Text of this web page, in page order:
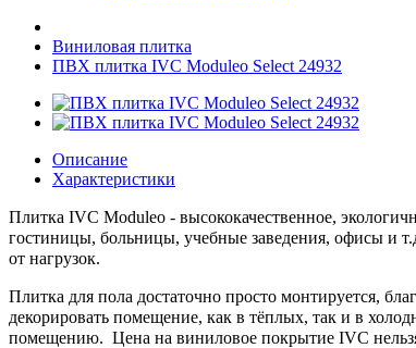
Виниловая плитка
ПВХ плитка IVC Moduleo Select 24932
Описание
Характеристики
Плитка IVC Moduleo - высококачественное,
гостиницы, больницы, учебные заведения, офисы и
от нагрузок.
Плитка для пола достаточно просто монтируется,
декорировать помещение, как в тёплых, так и в
помещению. Цена на виниловое покрытие IVC